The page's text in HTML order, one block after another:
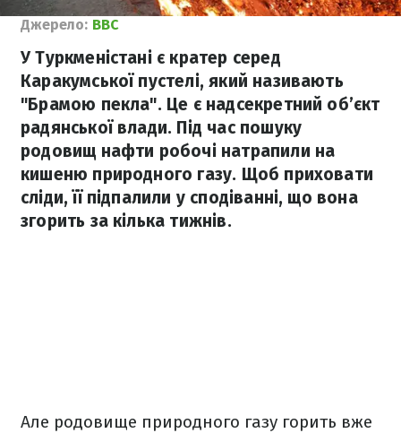
Джерело: BBC
У Туркменістані є кратер серед
Каракумської пустелі, який називають
"Брамою пекла". Це є надсекретний об’єкт
радянської влади. Під час пошуку
родовищ нафти робочі натрапили на
кишеню природного газу. Щоб приховати
сліди, її підпалили у сподіванні, що вона
згорить за кілька тижнів.
Але родовище природного газу горить вже